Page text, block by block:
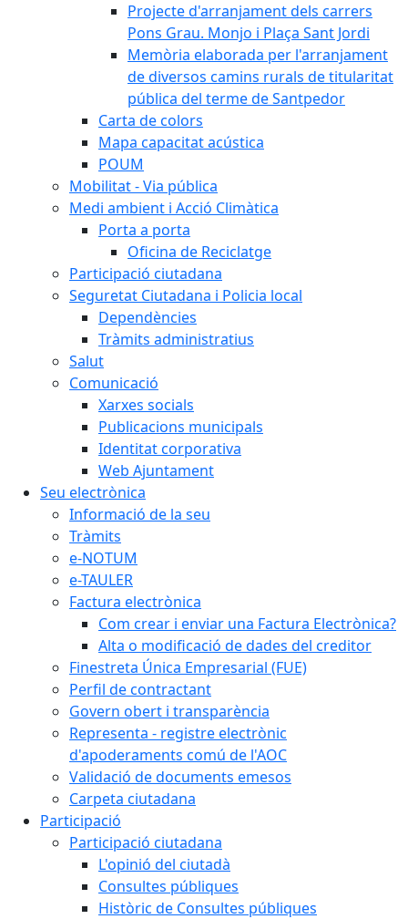
Projecte d'arranjament dels carrers
Pons Grau. Monjo i Plaça Sant Jordi
Memòria elaborada per l'arranjament
de diversos camins rurals de titularitat
pública del terme de Santpedor
Carta de colors
Mapa capacitat acústica
POUM
Mobilitat - Via pública
Medi ambient i Acció Climàtica
Porta a porta
Oficina de Reciclatge
Participació ciutadana
Seguretat Ciutadana i Policia local
Dependències
Tràmits administratius
Salut
Comunicació
Xarxes socials
Publicacions municipals
Identitat corporativa
Web Ajuntament
Seu electrònica
Informació de la seu
Tràmits
e-NOTUM
e-TAULER
Factura electrònica
Com crear i enviar una Factura Electrònica?
Alta o modificació de dades del creditor
Finestreta Única Empresarial (FUE)
Perfil de contractant
Govern obert i transparència
Representa - registre electrònic
d'apoderaments comú de l'AOC
Validació de documents emesos
Carpeta ciutadana
Participació
Participació ciutadana
L'opinió del ciutadà
Consultes públiques
Històric de Consultes públiques